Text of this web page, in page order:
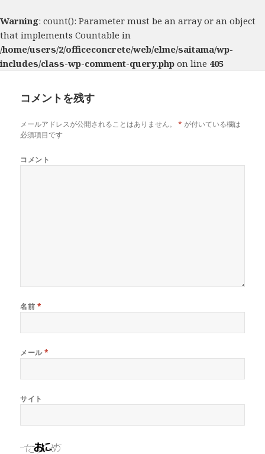
ー
Warning: count(): Parameter must be an array or an object
that implements Countable in
/home/users/2/officeconcrete/web/elme/saitama/wp-
includes/class-wp-comment-query.php on line 405
コメントを残す
メールアドレスが公開されることはありません。 * が付いている欄は
必須項目です
コメント
名前 *
メール*
サイト